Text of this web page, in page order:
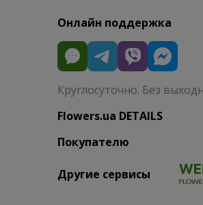
Онлайн поддержка
Круглосуточно. Без
Flowers.ua DETAILS
Покупателю
Другие сервисы